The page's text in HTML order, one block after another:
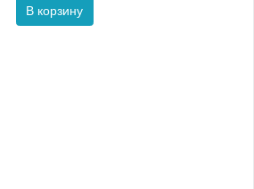
В корзину